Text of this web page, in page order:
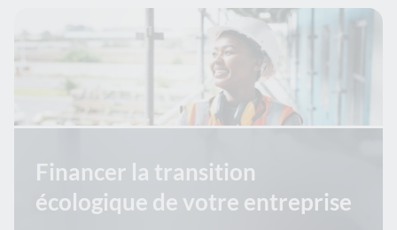
Financer la transition
écologique de votre entreprise